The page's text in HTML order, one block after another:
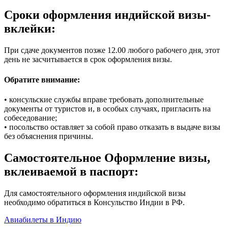
Сроки оформления индийской визы-
вклейки:
При сдаче документов позже 12.00 любого рабочего дня, этот
день не засчитывается в срок оформления визы.
Обратите внимание:
• консульские службы вправе требовать дополнительные
документы от туристов и, в особых случаях, пригласить на
собеседование;
• посольство оставляет за собой право отказать в выдаче визы
без объяснения причины.
Самостоятельное Оформление визы,
вклеиваемой в паспорт:
Для самостоятельного оформления индийской визы
необходимо обратиться в Консульство Индии в РФ.
Авиабилеты в Индию